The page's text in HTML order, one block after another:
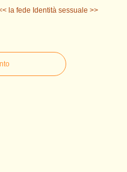
la fede Identità sessuale >>